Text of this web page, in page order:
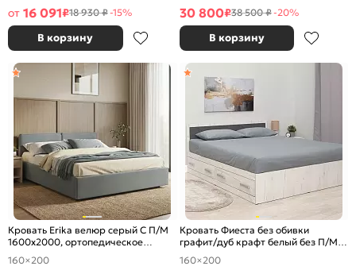
от 16 091₽18 930 ₽-15%
В корзину
30 800₽38 500 ₽-20%
В корзину
Кровать Erika велюр серый С П/М
1600x2000, ортопедическое
основание, изголовье мягкое
160×200
Кровать Фиеста без обивки
графит/дуб крафт белый без П/М
1600x2000, изголовье жесткое
160×200